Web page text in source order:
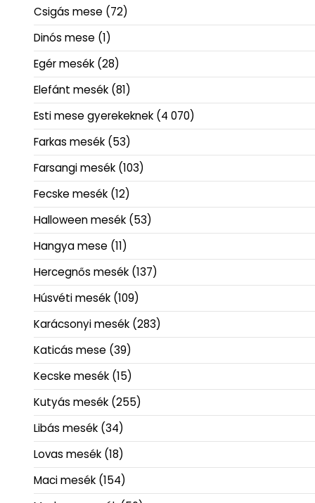
Csigás mese (72)
Dinós mese (1)
Egér mesék (28)
Elefánt mesék (81)
Esti mese gyerekeknek (4 070)
Farkas mesék (53)
Farsangi mesék (103)
Fecske mesék (12)
Halloween mesék (53)
Hangya mese (11)
Hercegnős mesék (137)
Húsvéti mesék (109)
Karácsonyi mesék (283)
Katicás mese (39)
Kecske mesék (15)
Kutyás mesék (255)
Libás mesék (34)
Lovas mesék (18)
Maci mesék (154)